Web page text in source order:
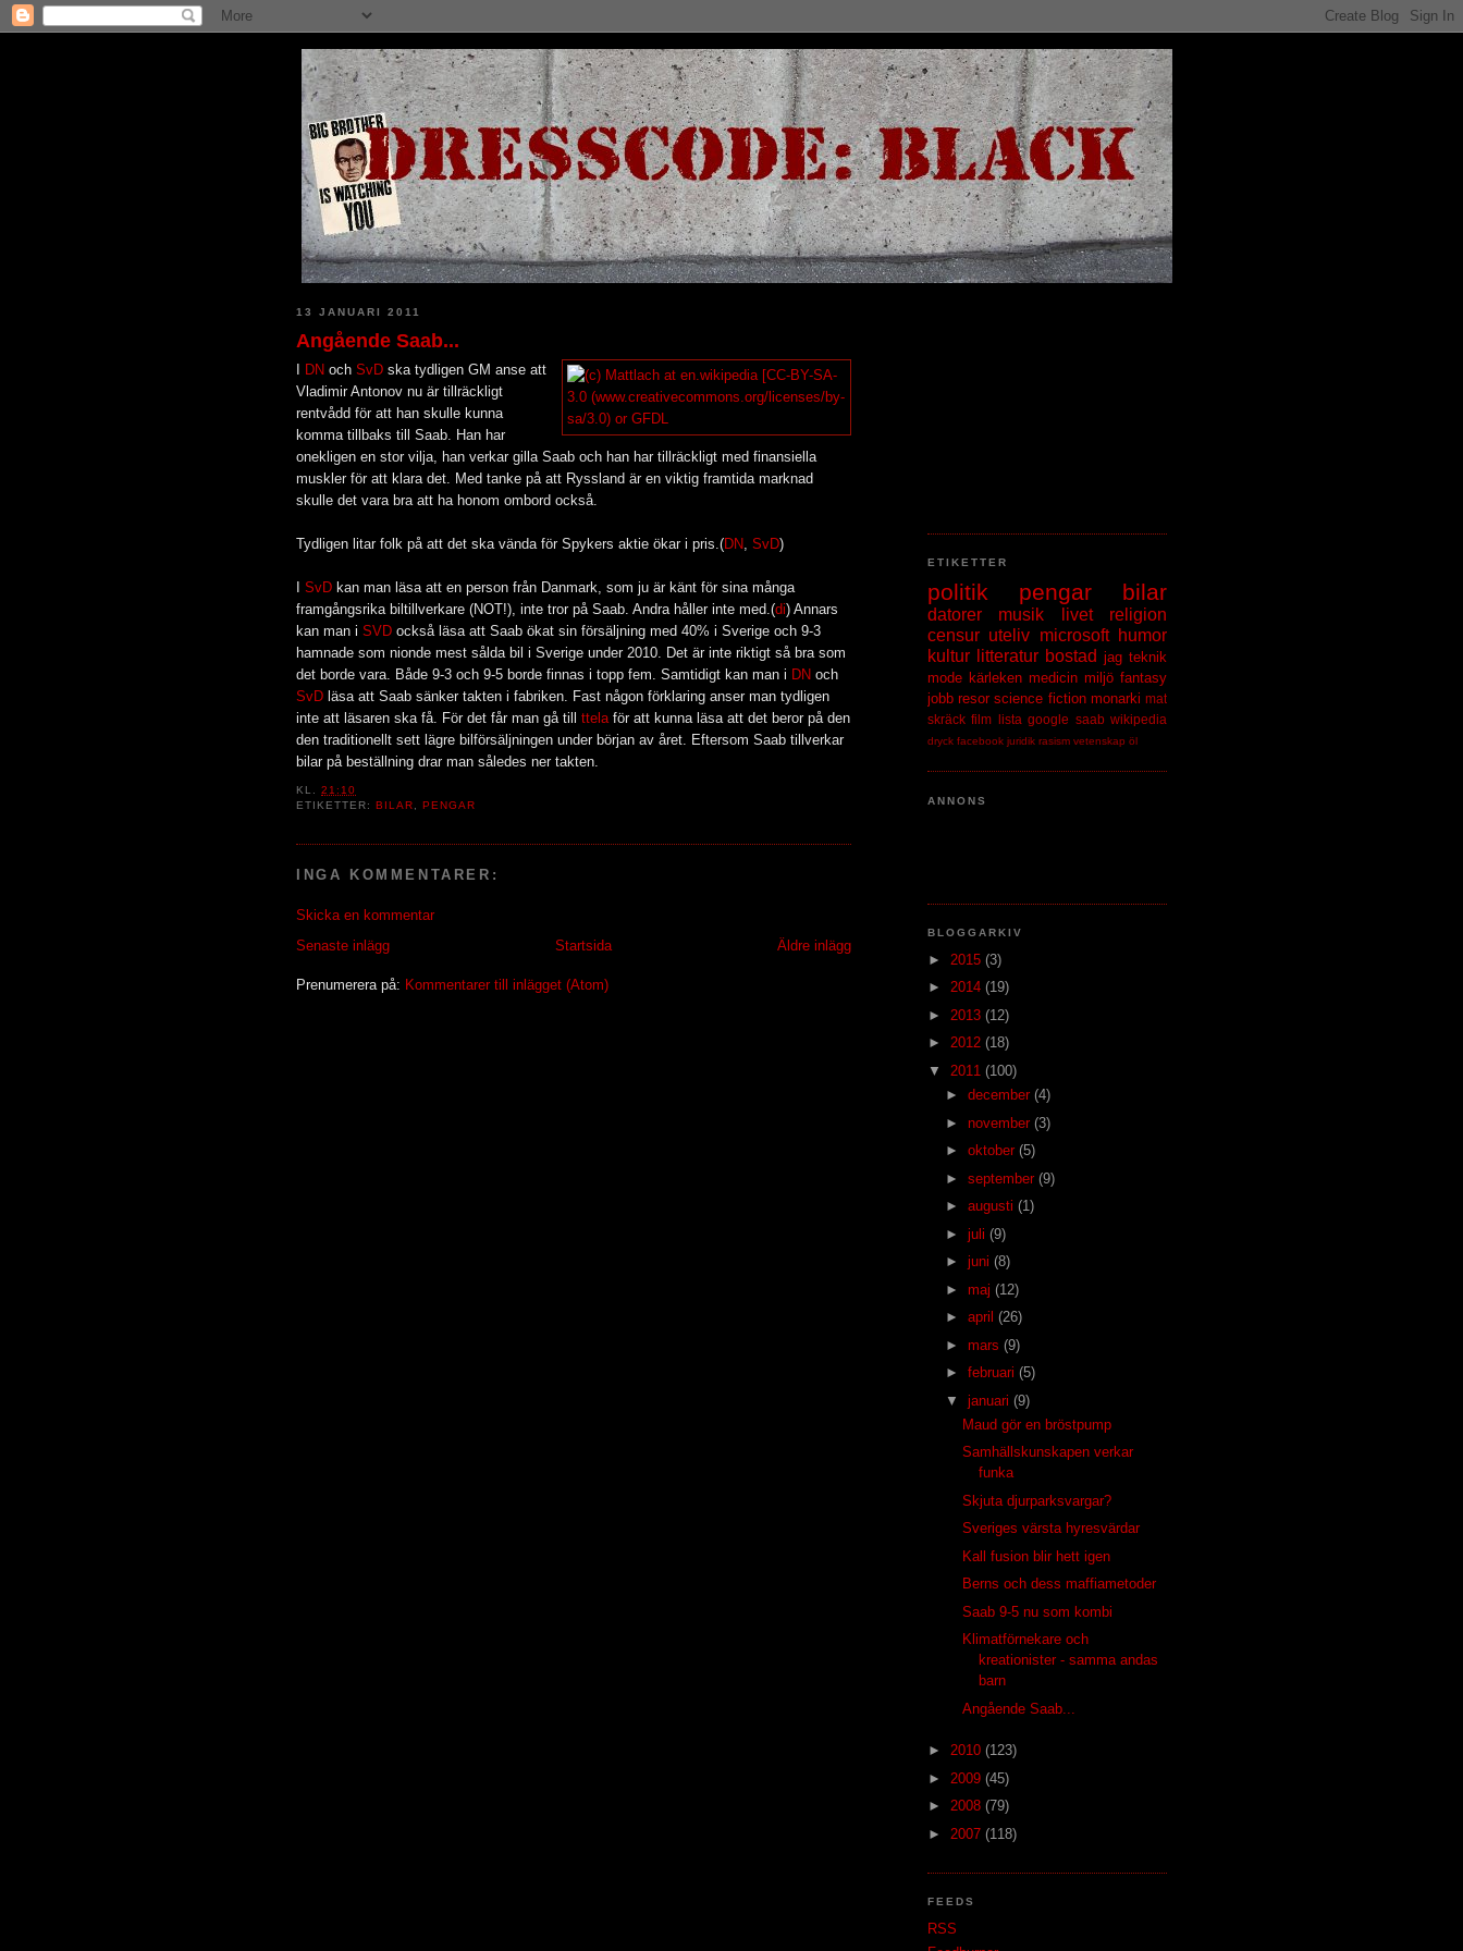
13 JANUARI 2011
Angående Saab...
I DN och SvD ska tydligen GM anse att
Vladimir Antonov nu är tillräckligt
rentvådd för att han skulle kunna
komma tillbaks till Saab. Han har
onekligen en stor vilja, han verkar gilla Saab och han har tillräckligt med finansiella
muskler för att klara det. Med tanke på att Ryssland är en viktig framtida marknad
skulle det vara bra att ha honom ombord också.
Tydligen litar folk på att det ska vända för Spykers aktie ökar i pris.(DN SvD)
I SvD kan man läsa att en person från Danmark, som ju är känt för sina många
framgångsrika biltillverkare (NOT!), inte tror på Saab. Andra håller inte med.(di) Annars
kan man i SVD också läsa att Saab ökat sin försäljning med 40% i Sverige och 9-3
hamnade som nionde mest sålda bil i Sverige under 2010. Det är inte riktigt så bra som
det borde vara. Både 9-3 och 9-5 borde finnas i topp fem. Samtidigt kan man i DN och
SvD läsa att Saab sänker takten i fabriken. Fast någon förklaring anser man tydligen
inte att läsaren ska få. För det får man gå till ttela för att kunna läsa att det beror på den
den traditionellt sett lägre bilförsäljningen under början av året. Eftersom Saab tillverkar
bilar på beställning drar man således ner takten.
KL.21:10
ETIKETTER: BILAR, PENGAR
INGA KOMMENTARER:
Skicka en kommentar
Senaste inlägg
Äldre inlägg
Startsida
Prenumerera på: Kommentarer till inlägget (Atom)
ETIKETTER
politik pengar bilar
datorer musik livet
religion
censur uteliv microsoft
humor
kultur
litteratur bostad jag teknik
mode kärleken medicin miljö fantasy
jobb resor science fiction monarki mat
skräck film lista google saab wikipedia
dryck facebook juridik rasism vetenskap öl
ANNONS
BLOGGARKIV
► 2015 (3)
► 2014 (19)
► 2013 (12)
► 2012 (18)
▼ 2011 (100)
► december (4)
► november (3)
► oktober (5)
► september (9)
► augusti (1)
► juli (9)
► juni (8)
► maj (12)
► april (26)
► mars (9)
► februari (5)
▼ januari (9)
Maud gör en bröstpump
Samhällskunskapen verkar
funka
Skjuta djurparksvargar?
Sveriges värsta hyresvärdar
Kall fusion blir hett igen
Berns och dess maffiametoder
Saab 9-5 nu som kombi
Klimatförnekare och
kreationister - samma andas
barn
Angående Saab...
► 2010 (123)
► 2009 (45)
► 2008 (79)
► 2007 (118)
FEEDS
RSS